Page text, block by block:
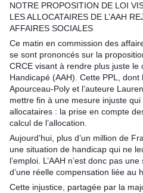
NOTRE PROPOSITION DE LOI
LES ALLOCATAIRES DE L’AAH
AFFAIRES SOCIALES
Ce matin en commission des
se sont prononcés sur la
CRCE visant à rendre plus juste le
Handicapé (AAH). Cette PPL,
Apourceau-Poly et l’auteure
mettre fin à une mesure injuste qui
allocataires : la prise en compte
calcul de l’allocation.
Aujourd’hui, plus d’un million de
une situation de handicap qui ne
l’emploi. L’AAH n’est donc pas
d’une réelle compensation liée au
Cette injustice, partagée par la